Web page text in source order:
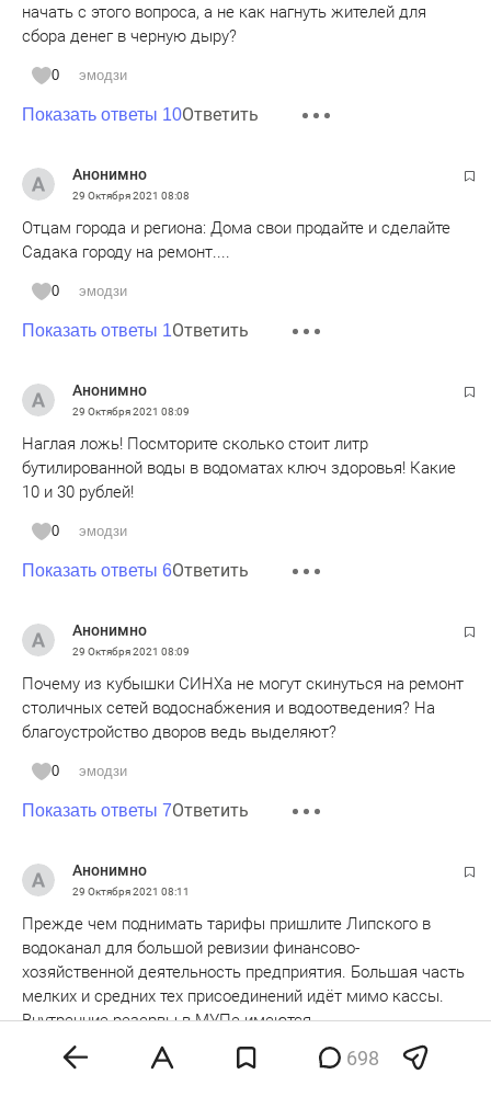
начать с этого вопроса, а не как нагнуть жителей для
сбора денег в черную дыру?
0 эмодзи
Показать ответы 10Ответить
Анонимно
29 Октября 2021 08:08
Отцам города и региона: Дома свои продайте и сделайте
Садака городу на ремонт....
0 эмодзи
Показать ответы 1Ответить
Анонимно
29 Октября 2021 08:09
Наглая ложь! Посмторите сколько стоит литр
бутилированной воды в водоматах ключ здоровья! Какие
10 и 30 рублей!
0 эмодзи
Показать ответы 6Ответить
Анонимно
29 Октября 2021 08:09
Почему из кубышки СИНХа не могут скинуться на ремонт
столичных сетей водоснабжения и водоотведения? На
благоустройство дворов ведь выделяют?
0 эмодзи
Показать ответы 7Ответить
Анонимно
29 Октября 2021 08:11
Прежде чем поднимать тарифы пришлите Липского в
водоканал для большой ревизии финансово-
хозяйственной деятельность предприятия. Большая часть
мелких и средних тех присоединений идёт мимо кассы.
Внутренние резервы в МУПе имеются
эмодзи 698